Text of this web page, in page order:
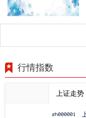
行情指数
上证走势